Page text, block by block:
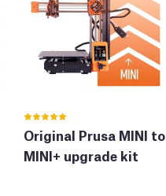
Original Prusa MINI to
MINI+ upgrade kit